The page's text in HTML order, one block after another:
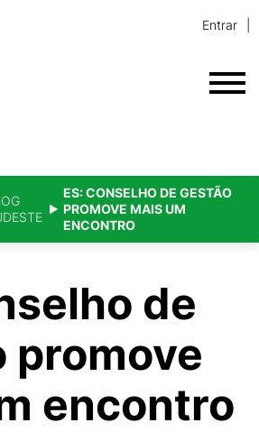
Entrar
ES: CONSELHO DE GESTÃO
PROMOVE MAIS UM
ENCONTRO
de
promove
encontro